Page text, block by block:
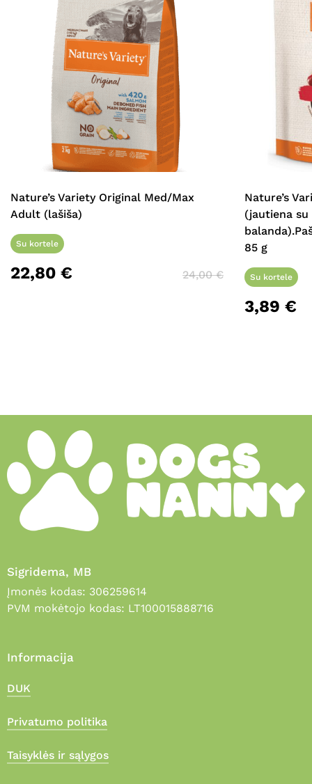
Nature’s Variety Original Med/Max
Adult (lašiša)
Su kortele
22,80 € 24,00€
Nature’s
(jautiena
85 g
Su kortele
3,89 €
Sigridema, MB
Įmonės kodas: 306259614
PVM mokėtojo kodas: LT100015888716
Informacija
DUK
Privatumo politika
Taisyklės ir sąlygos